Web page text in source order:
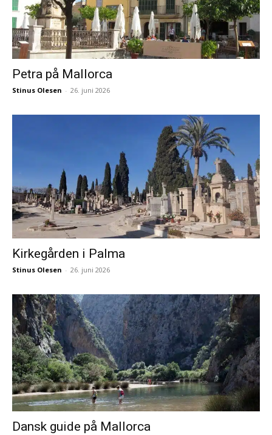
Petra på Mallorca
Stinus Olesen - 26. juni 2026
Kirkegården i Palma
Stinus Olesen - 26. juni 2026
Dansk guide på Mallorca